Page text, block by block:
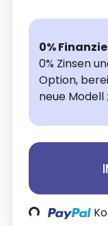
0%
0% Zinsen
Option,
neue Modell